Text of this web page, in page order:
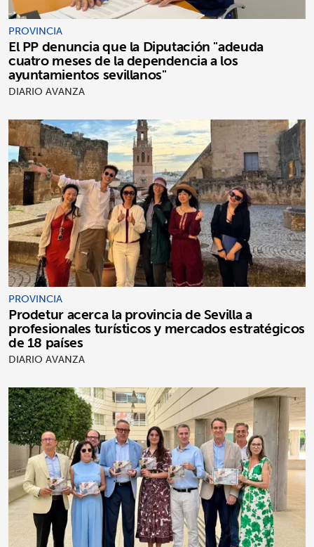
PROVINCIA
El PP denuncia que la Diputación "adeuda
cuatro meses de la dependencia a los
ayuntamientos sevillanos"
DIARIO AVANZA
PROVINCIA
Prodetur acerca la provincia de Sevilla a
profesionales turísticos y mercados estratégicos
de 18 países
DIARIO AVANZA